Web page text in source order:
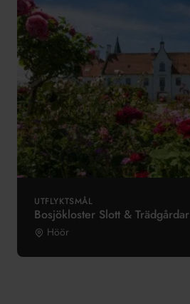
UTFLYKTSMÅL
Bosjökloster Slott & Trädgårdar
Höör